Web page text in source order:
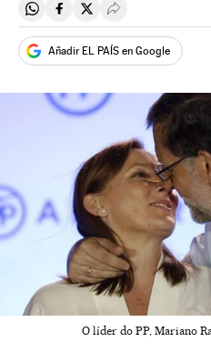
Compartir en Whatsapp
Compartir en Facebook
Compartir en Twitter
Desplegar
Añadir EL PAÍS en Google
O líder do PP, Mariano